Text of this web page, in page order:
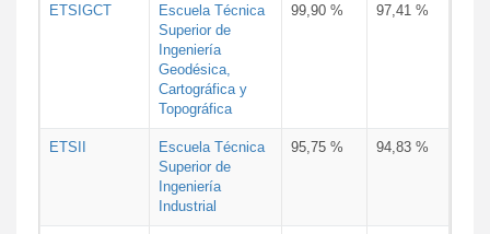
ETSIGCT
Escuela Técnica
Superior de
Ingeniería
Geodésica,
Cartográfica y
Topográfica
99,90 % 97,41 %
ETSII
Escuela Técnica
Superior de
Ingeniería
Industrial
95,75 % 94,83 %